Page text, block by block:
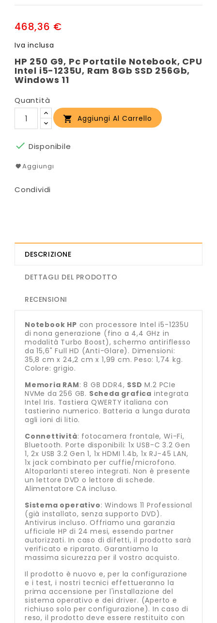
468,36 €
Iva inclusa
HP 250 G9, Pc Portatile Notebook, CPU
Intel i5-1235U, Ram 8Gb SSD 256Gb,
Windows 11
Quantità
 Aggiungi Al Carrello
 Disponibile
Aggiungi
Condividi
DESCRIZIONE
DETTAGLI DEL PRODOTTO
RECENSIONI
Notebook HP con processore Intel i5-1235U
di nona generazione (fino a 4,4 GHz in
modalità Turbo Boost), schermo antiriflesso
da 15,6" Full HD (Anti-Glare). Dimensioni:
35,8 cm x 24,2 cm x 1,99 cm. Peso: 1,74 kg.
Colore: grigio.
Memoria RAM: 8 GB DDR4, SSD M.2 PCIe
NVMe da 256 GB. Scheda grafica integrata
Intel Iris. Tastiera QWERTY italiana con
tastierino numerico. Batteria a lunga durata
agli ioni di litio.
Connettività: fotocamera frontale, Wi-Fi,
Bluetooth. Porte disponibili: 1x USB-C 3.2 Gen
1, 2x USB 3.2 Gen 1, 1x HDMI 1.4b, 1x RJ-45 LAN,
1x jack combinato per cuffie/microfono.
Altoparlanti stereo integrati. Non è presente
un lettore DVD o lettore di schede.
Alimentatore CA incluso.
Sistema operativo: Windows 11 Professional
(già installato, senza supporto DVD).
Antivirus incluso. Offriamo una garanzia
ufficiale HP di 24 mesi, essendo partner
autorizzati. In caso di difetti, il prodotto sarà
verificato e riparato. Garantiamo la
massima sicurezza per il vostro acquisto.
Il prodotto è nuovo e, per la configurazione
e i test, i nostri tecnici effettueranno la
prima accensione per l'installazione del
sistema operativo e dei driver. (Aperto e
richiuso solo per configurazione). In caso di
reso, il prodotto deve essere restituito con